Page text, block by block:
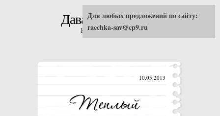
Давай попробуем!
Кулинарные рецепты
10.05.2013
Для любых предложений по сайту:
raechka-sav@cp9.ru